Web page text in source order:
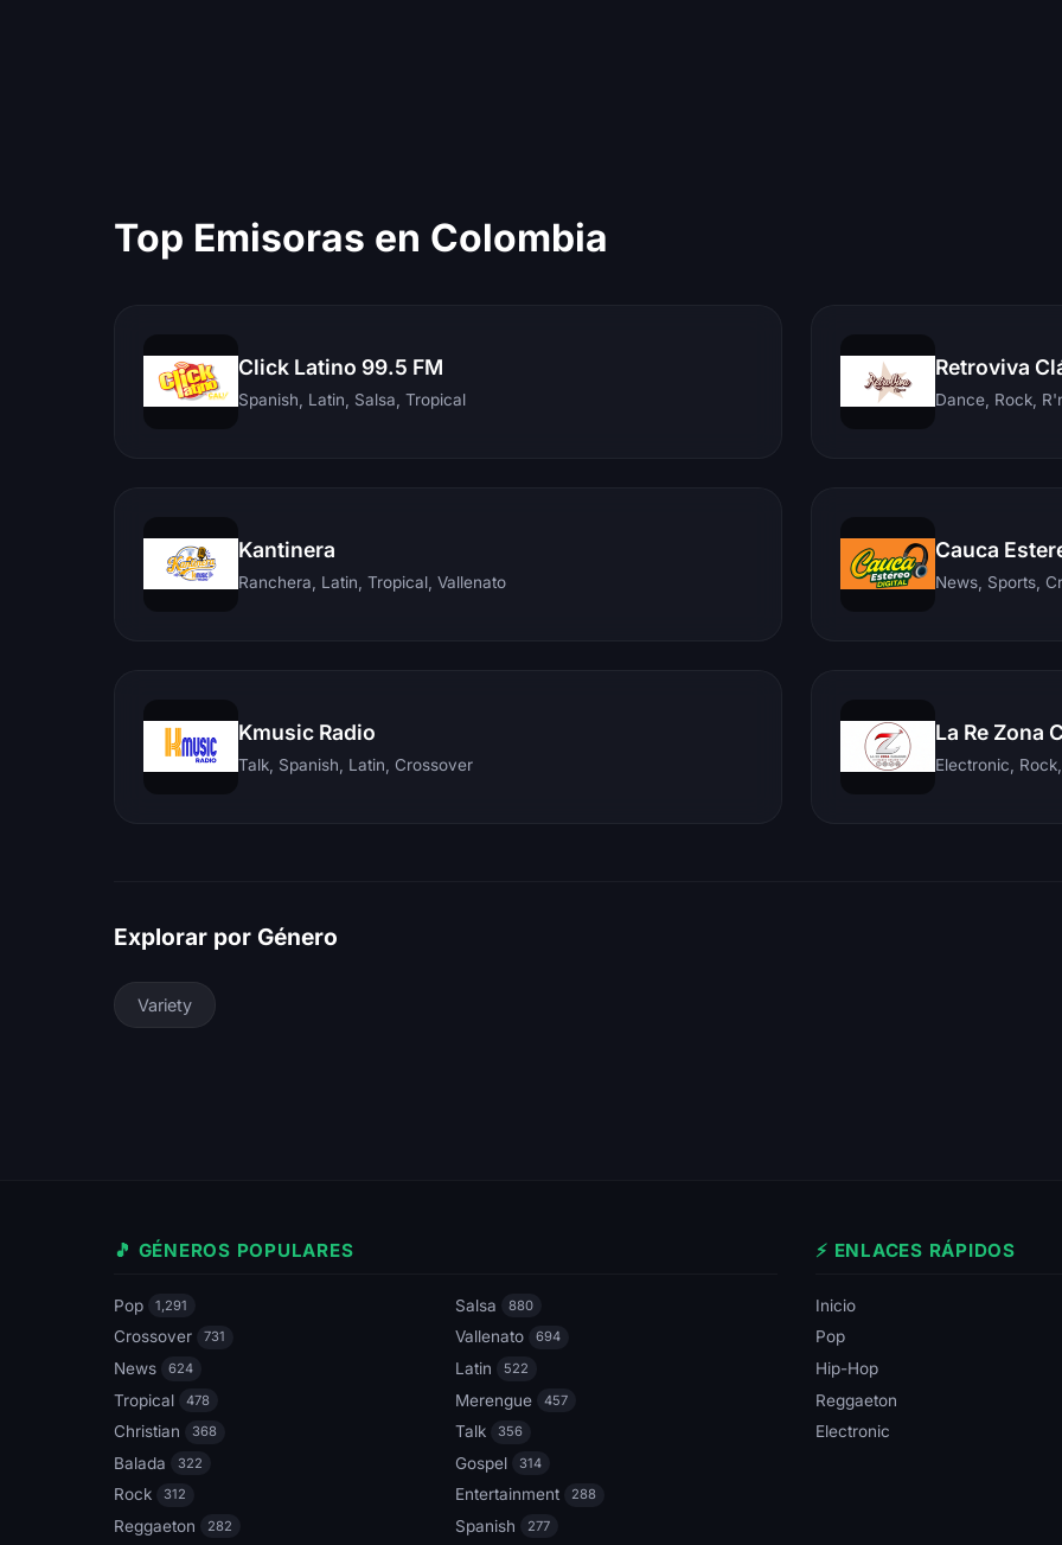
Top Emisoras en Colombia
Click Latino 99.5 FM
Spanish, Latin, Salsa, Tropical
Retroviva
Dance, Rock,
Kantinera
Ranchera, Latin, Tropical, Vallenato
Cauca
News, Sports,
Kmusic Radio
Talk, Spanish, Latin, Crossover
La Re Zona
Explorar por Género
Variety
🎵 GÉNEROS POPULARES
Pop 1,291 Salsa 880
Crossover 731 Vallenato 694
News 624 Latin 522
Tropical 478 Merengue 457
Christian 368 Talk 356
Balada 322 Gospel 314
Rock 312 Entertainment 288
Reggaeton 282 Spanish 277
⚡ ENLACES RÁPIDOS
Inicio
Pop
Hip-Hop
Reggaeton
Electronic